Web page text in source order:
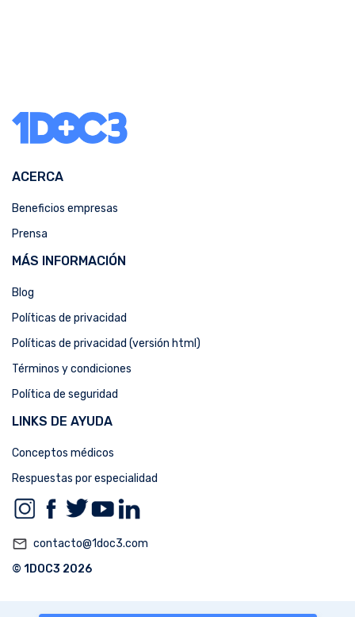
ACERCA
Beneficios empresas
Prensa
MÁS INFORMACIÓN
Blog
Políticas de privacidad
Políticas de privacidad (versión html)
Términos y condiciones
Política de seguridad
LINKS DE AYUDA
Conceptos médicos
Respuestas por especialidad
mail_outline contacto@1doc3.com
© 1DOC3 2026